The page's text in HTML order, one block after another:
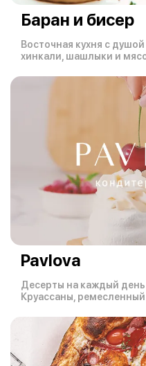
Баран и бисер
Восточная кухня с
хинкали, шашлыки и
Pavlova
Десерты на каждый
Круассаны, ремесленный